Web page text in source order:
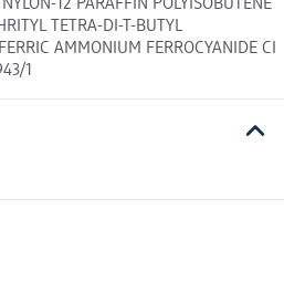
12 PARAFFIN POLYISOBUTENE
TETRA-DI-T-BUTYL
AMMONIUM FERROCYANIDE CI
1​